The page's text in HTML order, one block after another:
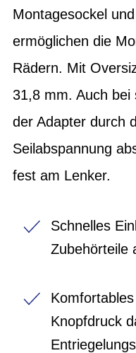
Montagesockel
ermöglichen die
Rädern. Mit
31,8 mm. Auch bei
der Adapter durch
Seilabspannung
fest am Lenker.
Schnelles
Zubehörteile
Knopfdruck